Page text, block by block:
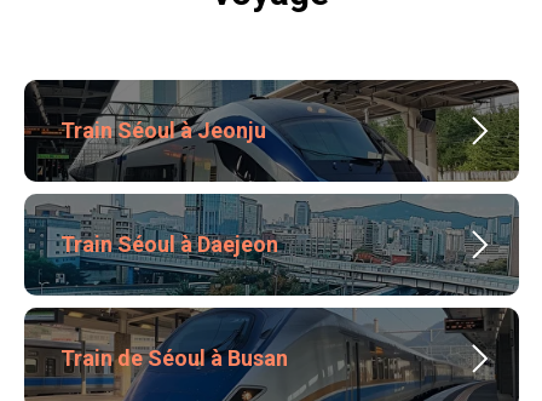
Train Séoul à Jeonju
Train Séoul à Daejeon
Train de Séoul à Busan